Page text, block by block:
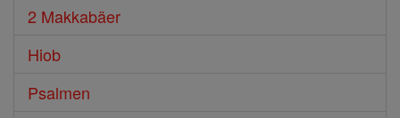
2 Makkabäer
Hiob
Psalmen